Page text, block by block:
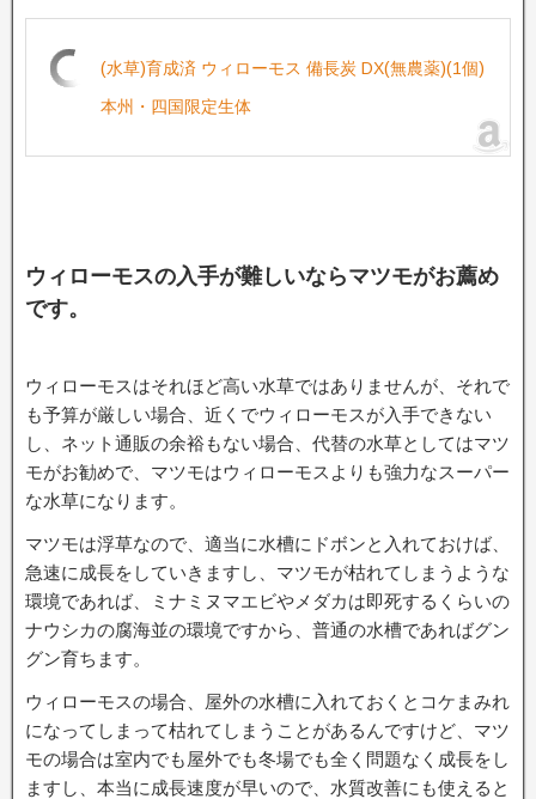
(水草)育成済 ウィローモス 備長炭 DX(無農薬)(1個)
本州・四国限定生体
ウィローモスの入手が難しいならマツモがお薦め
です。
ウィローモスはそれほど高い水草ではありませんが、それで
も予算が厳しい場合、近くでウィローモスが入手できない
し、ネット通販の余裕もない場合、代替の水草としてはマツ
モがお勧めで、マツモはウィローモスよりも強力なスーパー
な水草になります。
マツモは浮草なので、適当に水槽にドボンと入れておけば、
急速に成長をしていきますし、マツモが枯れてしまうような
環境であれば、ミナミヌマエビやメダカは即死するくらいの
ナウシカの腐海並の環境ですから、普通の水槽であればグン
グン育ちます。
ウィローモスの場合、屋外の水槽に入れておくとコケまみれ
になってしまって枯れてしまうことがあるんですけど、マツ
モの場合は室内でも屋外でも冬場でも全く問題なく成長をし
ますし、本当に成長速度が早いので、水質改善にも使えると